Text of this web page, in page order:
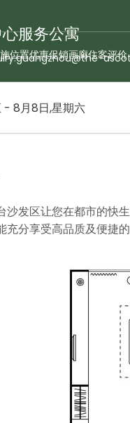
位置优惠促销画廊住客评价
服务公寓
广州盛捷海珠中心服务公寓
沙发区让您在都市的快
分享受高品质及便捷的